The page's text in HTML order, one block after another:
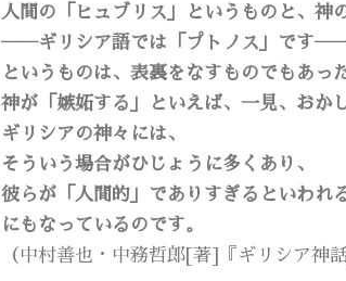
人間の「ヒュブリス」というものと、神
――ギリシア語では「プトノス」です
というものは、表裏をなすものでもあっ
神が「嫉妬する」といえば、一見、おか
ギリシアの神々には、
そういう場合がひじょうに多くあり、
彼らが「人間的」でありすぎるといわれ
にもなっているのです。
（中村善也・中務哲郎[著]『ギリシア神